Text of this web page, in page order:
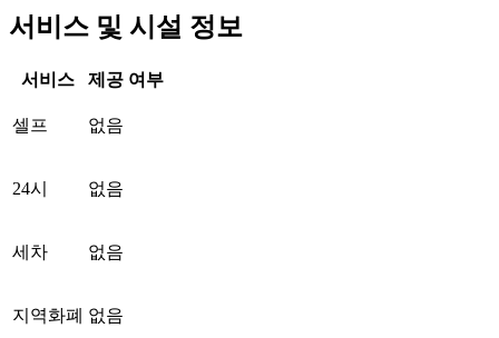
서비스 및 시설 정보
서비스 제공 여부
셀프 없음
24시 없음
세차 없음
지역화폐 없음